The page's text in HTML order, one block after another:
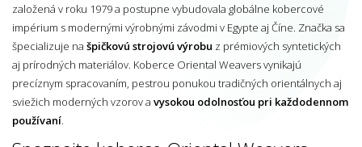
založená v roku 1979 a postupne vybudovala globálne kobercové
impérium s modernými výrobnými závodmi v Egypte aj Číne. Značka sa
špecializuje na špičkovú strojovú výrobu z prémiových syntetických
aj prírodných materiálov. Koberce Oriental Weavers vynikajú
precíznym spracovaním, pestrou ponukou tradičných orientálnych aj
sviežich moderných vzorov a vysokou odolnosťou pri každodennom
používaní